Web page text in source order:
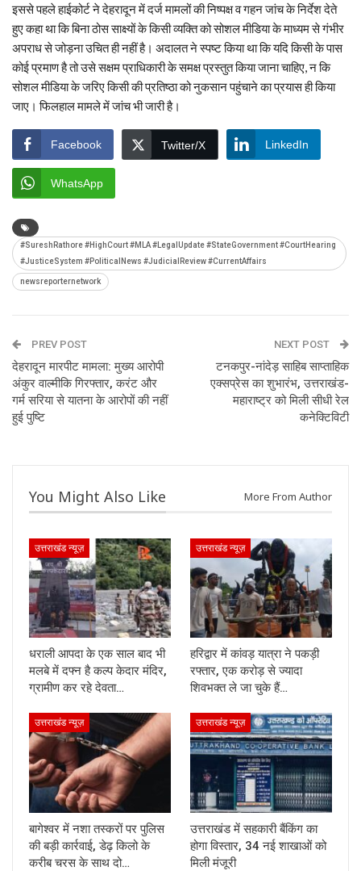
इससे पहले हाईकोर्ट ने देहरादून में दर्ज मामलों की निष्पक्ष व गहन जांच के निर्देश देते
हुए कहा था कि बिना ठोस साक्ष्यों के किसी व्यक्ति को सोशल मीडिया के माध्यम से गंभीर
अपराध से जोड़ना उचित ही नहीं है। अदालत ने स्पष्ट किया था कि यदि किसी के पास
कोई प्रमाण है तो उसे सक्षम प्राधिकारी के समक्ष प्रस्तुत किया जाना चाहिए, न कि
सोशल मीडिया के जरिए किसी की प्रतिष्ठा को नुकसान पहुंचाने का प्रयास ही किया
जाए। फिलहाल मामले में जांच भी जारी है।
Facebook Twitter/X LinkedIn
WhatsApp
#SureshRathore #HighCourt #MLA #LegalUpdate #StateGovernment #CourtHearing
#JusticeSystem #PoliticalNews #JudicialReview #CurrentAffairs
newsreporternetwork
PREV POST
देहरादून मारपीट मामला: मुख्य आरोपी
अंकुर वाल्मीकि गिरफ्तार, करंट और
गर्म सरिया से यातना के आरोपों की नहीं
हुई पुष्टि
NEXT POST
टनकपुर-नांदेड़ साहिब साप्ताहिक
एक्सप्रेस का शुभारंभ, उत्तराखंड-
महाराष्ट्र को मिली सीधी रेल
कनेक्टिविटी
You Might Also Like More From Author
उत्तराखंड न्यूज़
धराली आपदा के एक साल बाद भी
मलबे में दफ्न है कल्प केदार मंदिर,
ग्रामीण कर रहे देवता…
उत्तराखंड न्यूज़
हरिद्वार में कांवड़ यात्रा ने पकड़ी
रफ्तार, एक करोड़ से ज्यादा
शिवभक्त ले जा चुके हैं…
उत्तराखंड न्यूज़
बागेश्वर में नशा तस्करों पर पुलिस
की बड़ी कार्रवाई, डेढ़ किलो के
करीब चरस के साथ दो…
उत्तराखंड न्यूज़
उत्तराखंड में सहकारी बैंकिंग का
होगा विस्तार, 34 नई शाखाओं को
मिली मंजूरी